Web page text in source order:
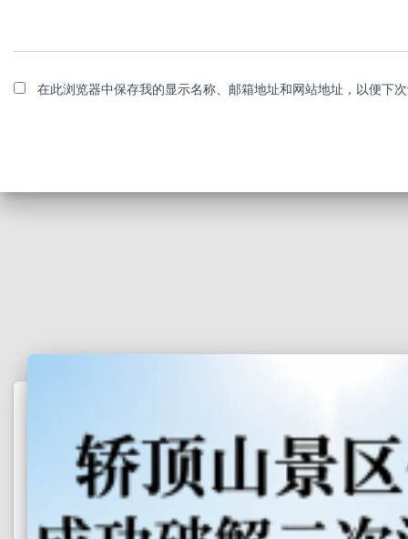
在此浏览器中保存我的显示名称、邮箱地址和网站地址，以便下